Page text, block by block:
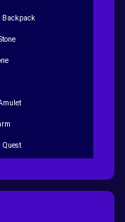
Backpack
Quest